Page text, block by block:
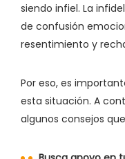
siendo infiel. La
de confusión
resentimiento y
Por eso, es
esta situación. A
algunos consejos